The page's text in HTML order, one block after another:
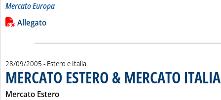
Mercato Europa
Leggi tutta la notizia: 'I PREZZI DEI PRODOTTI PETROLIFERI
Lista allegati PDF alla notizia
Allegato
28/09/2005 - Estero e Italia
MERCATO ESTERO & MERCATO ITALIA
Mercato Estero